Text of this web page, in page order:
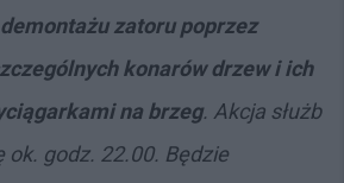
zatoru poprzez
konarów drzew i ich
na brzeg. Akcja służb
ok. godz. 22.00. Będzie